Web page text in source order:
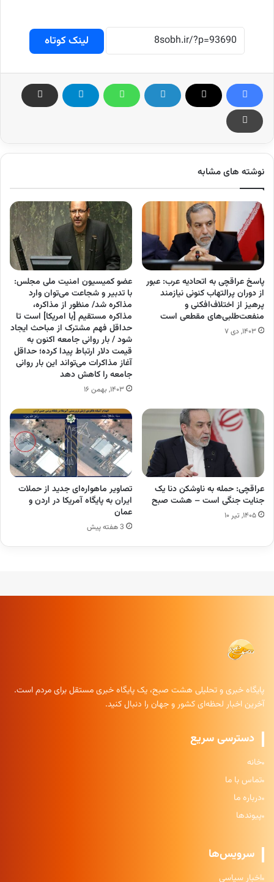
لینک کوتاه
نوشته های مشابه
پاسخ عراقچی به اتحادیه عرب: عبور
از دوران پرالتهاب کنونی نیازمند
پرهیز از اختلاف‌افکنی و
منفعت‌طلبی‌های مقطعی است
۱۴۰۳, دی ۷
عضو کمیسیون امنیت ملی مجلس:
با تدبیر و شجاعت می‌توان وارد
مذاکره شد/ منظور از مذاکره،
مذاکره مستقیم [با امریکا] است تا
حداقل فهم مشترک از مباحث ایجاد
شود / بار روانی جامعه اکنون به
قیمت دلار ارتباط پیدا کرده؛ حداقل
آغاز مذاکرات می‌تواند این بار روانی
جامعه را کاهش دهد
۱۴۰۳, بهمن ۱۶
عراقچی: حمله به ناوشکن دنا یک
جنایت جنگی است – هشت صبح
۱۴۰۵, تیر ۱۰
تصاویر ماهواره‌ای جدید از حملات
ایران به پایگاه آمریکا در اردن و
عمان
3 هفته پیش
پایگاه خبری و تحلیلی هشت صبح، یک پایگاه خبری مستقل برای مردم است.
آخرین اخبار لحظه‌ای کشور و جهان را دنبال کنید.
دسترسی سریع
خانه
تماس با ما
درباره ما
پیوندها
سرویس‌ها
اخبار سیاسی